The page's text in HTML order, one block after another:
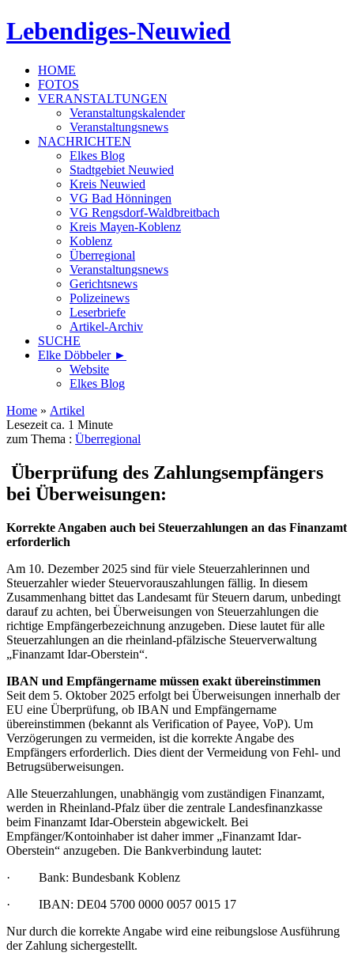
Lebendiges-Neuwied
HOME
FOTOS
VERANSTALTUNGEN
Veranstaltungskalender
Veranstaltungsnews
NACHRICHTEN
Elkes Blog
Stadtgebiet Neuwied
Kreis Neuwied
VG Bad Hönningen
VG Rengsdorf-Waldbreitbach
Kreis Mayen-Koblenz
Koblenz
Überregional
Veranstaltungsnews
Gerichtsnews
Polizeinews
Leserbriefe
Artikel-Archiv
SUCHE
Elke Döbbeler ►
Website
Elkes Blog
Home » Artikel
Lesezeit ca. 1 Minute
zum Thema : Überregional
Überprüfung des Zahlungsempfängers
bei Überweisungen:
Korrekte Angaben auch bei Steuerzahlungen an das Finanzamt
erforderlich
Am 10. Dezember 2025 sind für viele Steuerzahlerinnen und
Steuerzahler wieder Steuervorauszahlungen fällig. In diesem
Zusammenhang bittet das Landesamt für Steuern darum, unbedingt
darauf zu achten, bei Überweisungen von Steuerzahlungen die
richtige Empfängerbezeichnung anzugeben. Diese lautet für alle
Steuerzahlungen an die rheinland-pfälzische Steuerverwaltung
„Finanzamt Idar-Oberstein“.
IBAN und Empfängername müssen exakt übereinstimmen
Seit dem 5. Oktober 2025 erfolgt bei Überweisungen innerhalb der
EU eine Überprüfung, ob IBAN und Empfängername
übereinstimmen (bekannt als Verification of Payee, VoP). Um
Verzögerungen zu vermeiden, ist die korrekte Angabe des
Empfängers erforderlich. Dies dient der Vermeidung von Fehl- und
Betrugsüberweisungen.
Alle Steuerzahlungen, unabhängig vom zuständigen Finanzamt,
werden in Rheinland-Pfalz über die zentrale Landesfinanzkasse
beim Finanzamt Idar-Oberstein abgewickelt. Bei
Empfänger/Kontoinhaber ist daher immer „Finanzamt Idar-
Oberstein“ anzugeben. Die Bankverbindung lautet:
· Bank: Bundesbank Koblenz
· IBAN: DE04 5700 0000 0057 0015 17
Nur durch die korrekte Angabe wird eine reibungslose Ausführung
der Zahlung sichergestellt.